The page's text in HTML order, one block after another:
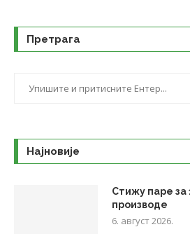
Претрага
Најновије
Стижу паре за
производе
6. август 2026.